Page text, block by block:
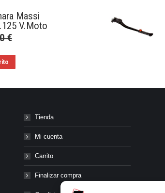
Massi
V.Moto
€
Tienda
Mi cuenta
Carrito
Finalizar compra